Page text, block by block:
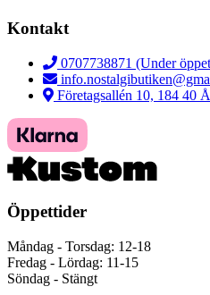
Kontakt
0707738871 (Under
Företagsallén 10, 184 40
Öppettider
Måndag - Torsdag: 12-18
Fredag - Lördag: 11-15
Söndag - Stängt